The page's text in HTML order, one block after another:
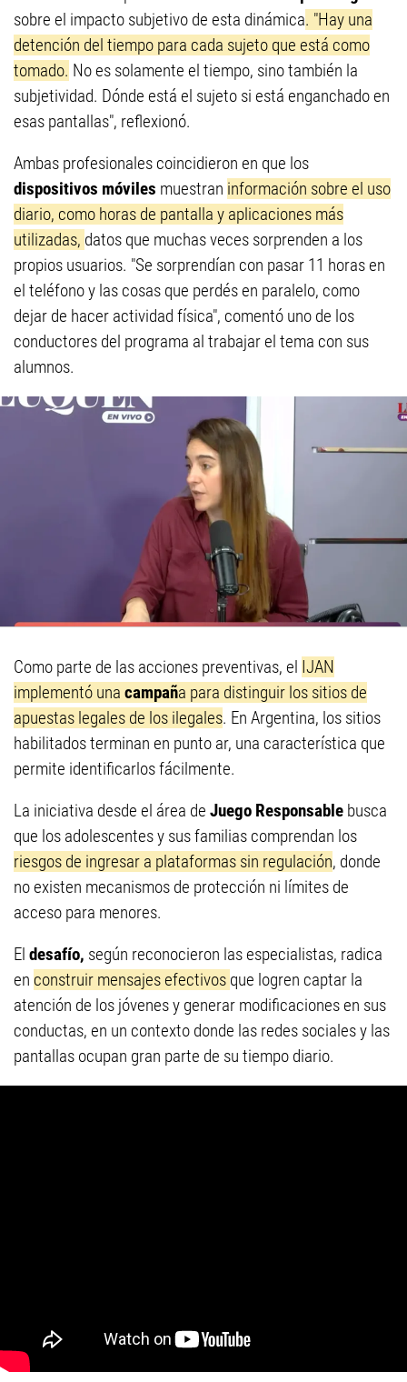
sobre el impacto subjetivo de esta dinámica. "Hay una
detención del tiempo para cada sujeto que está como
tomado. No es solamente el tiempo, sino también la
subjetividad. Dónde está el sujeto si está enganchado en
esas pantallas", reflexionó.
Ambas profesionales coincidieron en que los
dispositivos móviles muestran información sobre el uso
diario, como horas de pantalla y aplicaciones más
utilizadas, datos que muchas veces sorprenden a los
propios usuarios. "Se sorprendían con pasar 11 horas en
el teléfono y las cosas que perdés en paralelo, como
dejar de hacer actividad física", comentó uno de los
conductores del programa al trabajar el tema con sus
alumnos.
Como parte de las acciones preventivas, el IJAN
implementó una campaña para distinguir los sitios de
apuestas legales de los ilegales. En Argentina, los sitios
habilitados terminan en punto ar, una característica que
permite identificarlos fácilmente.
La iniciativa desde el área de Juego Responsable busca
que los adolescentes y sus familias comprendan los
riesgos de ingresar a plataformas sin regulación, donde
no existen mecanismos de protección ni límites de
acceso para menores.
El desafío, según reconocieron las especialistas, radica
en construir mensajes efectivos que logren captar la
atención de los jóvenes y generar modificaciones en sus
conductas, en un contexto donde las redes sociales y las
pantallas ocupan gran parte de su tiempo diario.